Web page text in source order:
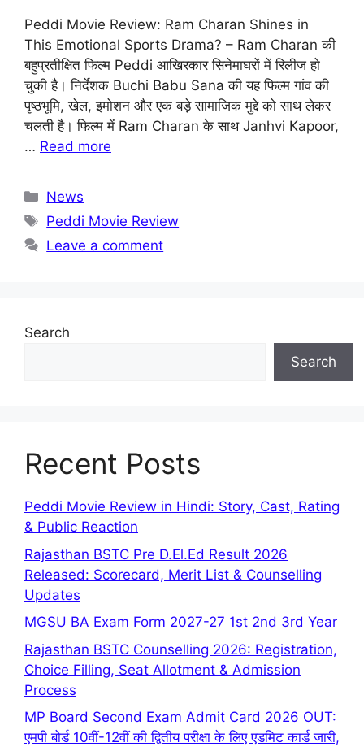
Peddi Movie Review: Ram Charan Shines in
This Emotional Sports Drama? – Ram Charan की
बहुप्रतीक्षित फिल्म Peddi आखिरकार सिनेमाघरों में रिलीज हो
चुकी है। निर्देशक Buchi Babu Sana की यह फिल्म गांव की
पृष्ठभूमि, खेल, इमोशन और एक बड़े सामाजिक मुद्दे को साथ लेकर
चलती है। फिल्म में Ram Charan के साथ Janhvi Kapoor,
… Read more
Categories
News
Tags
Peddi Movie Review
Leave a comment
Search
Search
Recent Posts
Peddi Movie Review in Hindi: Story, Cast, Rating
& Public Reaction
Rajasthan BSTC Pre D.El.Ed Result 2026
Released: Scorecard, Merit List & Counselling
Updates
MGSU BA Exam Form 2027-27 1st 2nd 3rd Year
Rajasthan BSTC Counselling 2026: Registration,
Choice Filling, Seat Allotment & Admission
Process
MP Board Second Exam Admit Card 2026 OUT:
एमपी बोर्ड 10वीं-12वीं की द्वितीय परीक्षा के लिए एडमिट कार्ड जारी,